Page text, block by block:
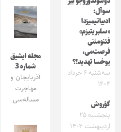
سوآل:
ادبیاتیمیزدا
«سلبریتیزم»
فئنومئنی
فرصت‌می،
یوخسا تهدید!؟
سه‌شنبه ۶ خرداد
۱۴۰۴
گؤروش
پنجشنبه ۲۵
اردیبهشت ۱۴۰۴
مجله ایشیق
شماره 3
آذربایجان و
مهاجرت
مساله‌سی